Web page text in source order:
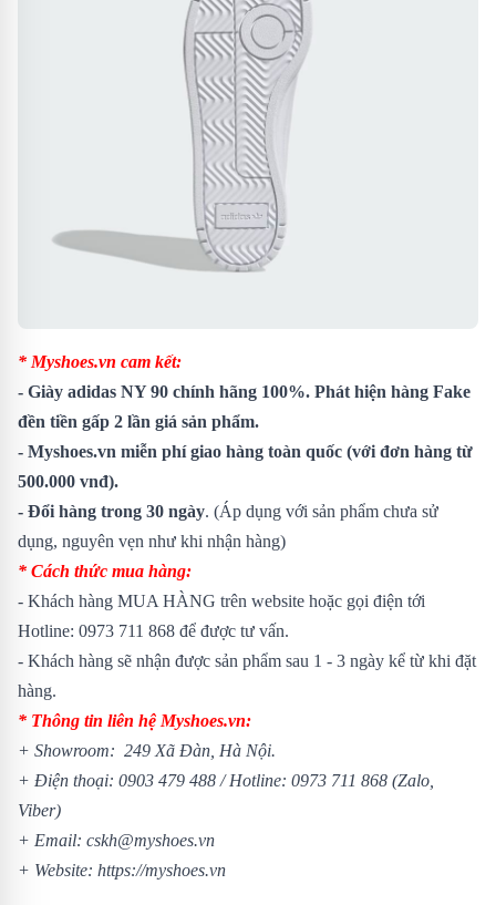
* Myshoes.vn cam kết:
- Giày adidas NY 90 chính hãng 100%. Phát hiện hàng Fake
đền tiền gấp 2 lần giá sản phẩm.
- Myshoes.vn miễn phí giao hàng toàn quốc (với đơn hàng từ
500.000 vnđ).
- Đổi hàng trong 30 ngày. (Áp dụng với sản phẩm chưa sử
dụng, nguyên vẹn như khi nhận hàng)
* Cách thức mua hàng:
- Khách hàng MUA HÀNG trên website hoặc gọi điện tới
Hotline: 0973 711 868 để được tư vấn.
- Khách hàng sẽ nhận được sản phẩm sau 1 - 3 ngày kể từ khi đặt
hàng.
* Thông tin liên hệ Myshoes.vn:
+ Showroom: 249 Xã Đàn, Hà Nội.
+ Điện thoại: 0903 479 488 / Hotline: 0973 711 868 (Zalo,
Viber)
+ Email: cskh@myshoes.vn
+ Website: https://myshoes.vn